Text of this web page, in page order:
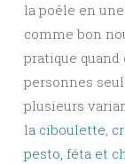
la poêle en
comme bon
pratique
personnes
plusieurs
la ciboulette,
pesto, féta et